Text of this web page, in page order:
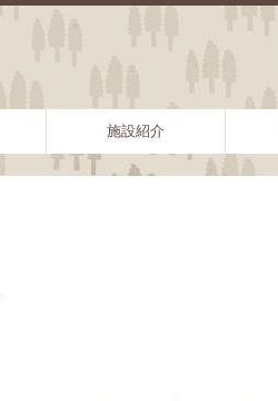
施設紹介